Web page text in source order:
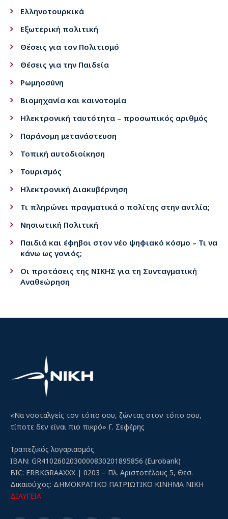
Ελληνοτουρκικά
Εξωτερική πολιτική
Θέσεις για τον Πολιτισμό
Θέσεις για την Παιδεία
Ρωμηοσύνη
Βιομηχανία και καινοτομία
Ηλεκτρονική ταυτότητα – προσωπικός αριθμός
Παράνομη μετανάστευση
Τοπική αυτοδιοίκηση
Τουρισμός
Ηλεκτρονική Διακυβέρνηση
Τι πληρώνει πραγματικά ο πολίτης στην αντλία;
Νησιωτική Πολιτική
Παιδιά και έφηβοι στον νέο ψηφιακό κόσμο – Τι να
κάνω ως γονιός;
Οι προτάσεις της ΝΙΚΗΣ για τη Συνταγματική
Αναθεώρηση
«Να νοσταλγείς τον τόπο σου, ζώντας στον τόπο σου,
τίποτε δεν είναι πιο πικρό» Γ. Σεφέρης
Τραπεζικός λογαριασμός
IBAN: GR4102602030000830201895856 (Eurobank)
BIC: ERBKGRAAXXX | 0203 – Πλ. Αριστοτέλους 5, Θεσ.
Δικαιούχος: ΔΗΜΟΚΡΑΤΙΚΟ ΠΑΤΡΙΩΤΙΚΟ ΚΙΝΗΜΑ ΝΙΚΗ
ΔΙΑΥΓΕΙΑ